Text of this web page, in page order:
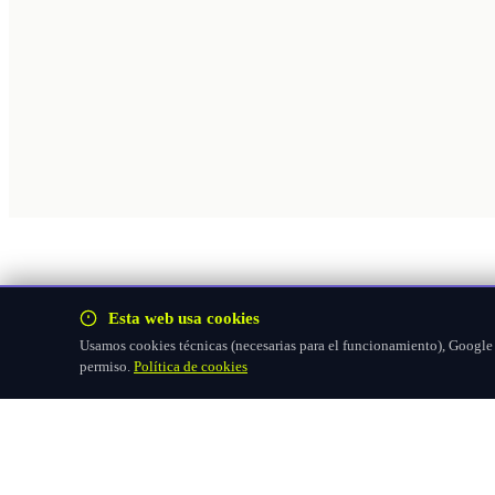
Esta web usa cookies
Usamos cookies técnicas (necesarias para el funcionamiento),
permiso. Política de cookies